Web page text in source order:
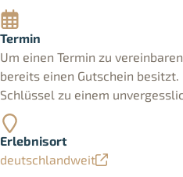
Termin
Um einen Termin zu
bereits einen Gutschein
Schlüssel zu einem
Erlebnisort
deutschlandweit